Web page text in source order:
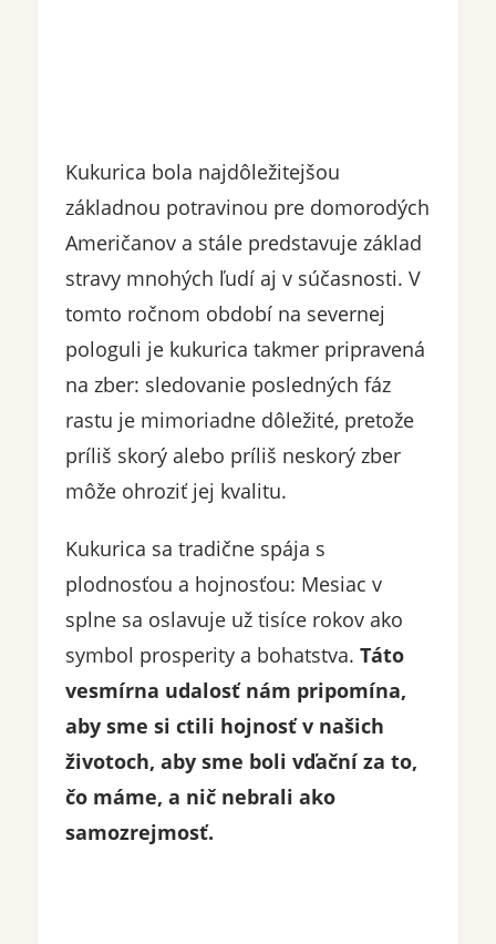
Kukurica bola najdôležitejšou
základnou potravinou pre domorodých
Američanov a stále predstavuje základ
stravy mnohých ľudí aj v súčasnosti. V
tomto ročnom období na severnej
pologuli je kukurica takmer pripravená
na zber: sledovanie posledných fáz
rastu je mimoriadne dôležité, pretože
príliš skorý alebo príliš neskorý zber
môže ohroziť jej kvalitu.
Kukurica sa tradične spája s
plodnosťou a hojnosťou: Mesiac v
splne sa oslavuje už tisíce rokov ako
symbol prosperity a bohatstva. Táto
vesmírna udalosť nám pripomína,
aby sme si ctili hojnosť v našich
životoch, aby sme boli vďační za to,
čo máme, a nič nebrali ako
samozrejmosť.